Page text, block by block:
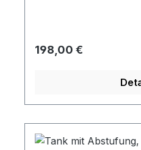
Regulärer Preis:
198,00 €